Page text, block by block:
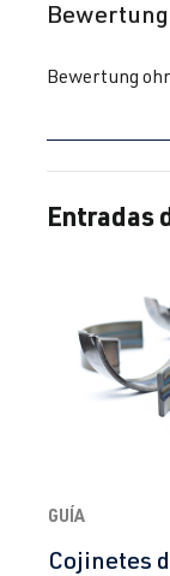
Bewertung
Entradas
GUÍA
Cojinetes